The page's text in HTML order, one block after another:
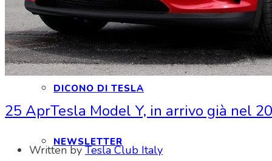
DICONO DI NOI
DICONO DI TESLA
NEWSLETTER
25 AprTesla Model Y, in arrivo già nel
Written byTesla Club Italy